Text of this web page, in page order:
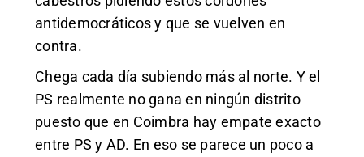
antidemocráticos y que se vuelven en
contra.
Chega cada día subiendo más al norte. Y el
PS realmente no gana en ningún distrito
puesto que en Coimbra hay empate exacto
entre PS y AD. En eso se parece un poco a